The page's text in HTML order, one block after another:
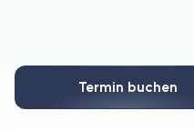
Termin buchen